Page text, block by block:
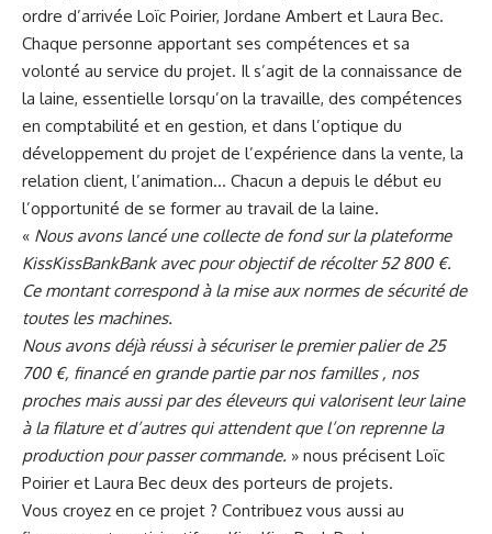
ordre d’arrivée Loïc Poirier, Jordane Ambert et Laura Bec.
Chaque personne apportant ses compétences et sa
volonté au service du projet. Il s’agit de la connaissance de
la laine, essentielle lorsqu’on la travaille, des compétences
en comptabilité et en gestion, et dans l’optique du
développement du projet de l’expérience dans la vente, la
relation client, l’animation… Chacun a depuis le début eu
l’opportunité de se former au travail de la laine.
« Nous avons lancé une collecte de fond sur la plateforme
KissKissBankBank avec pour objectif de récolter 52 800 €.
Ce montant correspond à la mise aux normes de sécurité de
toutes les machines.
Nous avons déjà réussi à sécuriser le premier palier de 25
700 €, financé en grande partie par nos familles , nos
proches mais aussi par des éleveurs qui valorisent leur laine
à la filature et d’autres qui attendent que l’on reprenne la
production pour passer commande. » nous précisent Loïc
Poirier et Laura Bec deux des porteurs de projets.
Vous croyez en ce projet ? Contribuez vous aussi au